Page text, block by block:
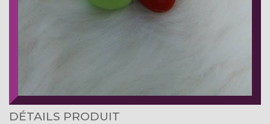
DÉTAILS PRODUIT